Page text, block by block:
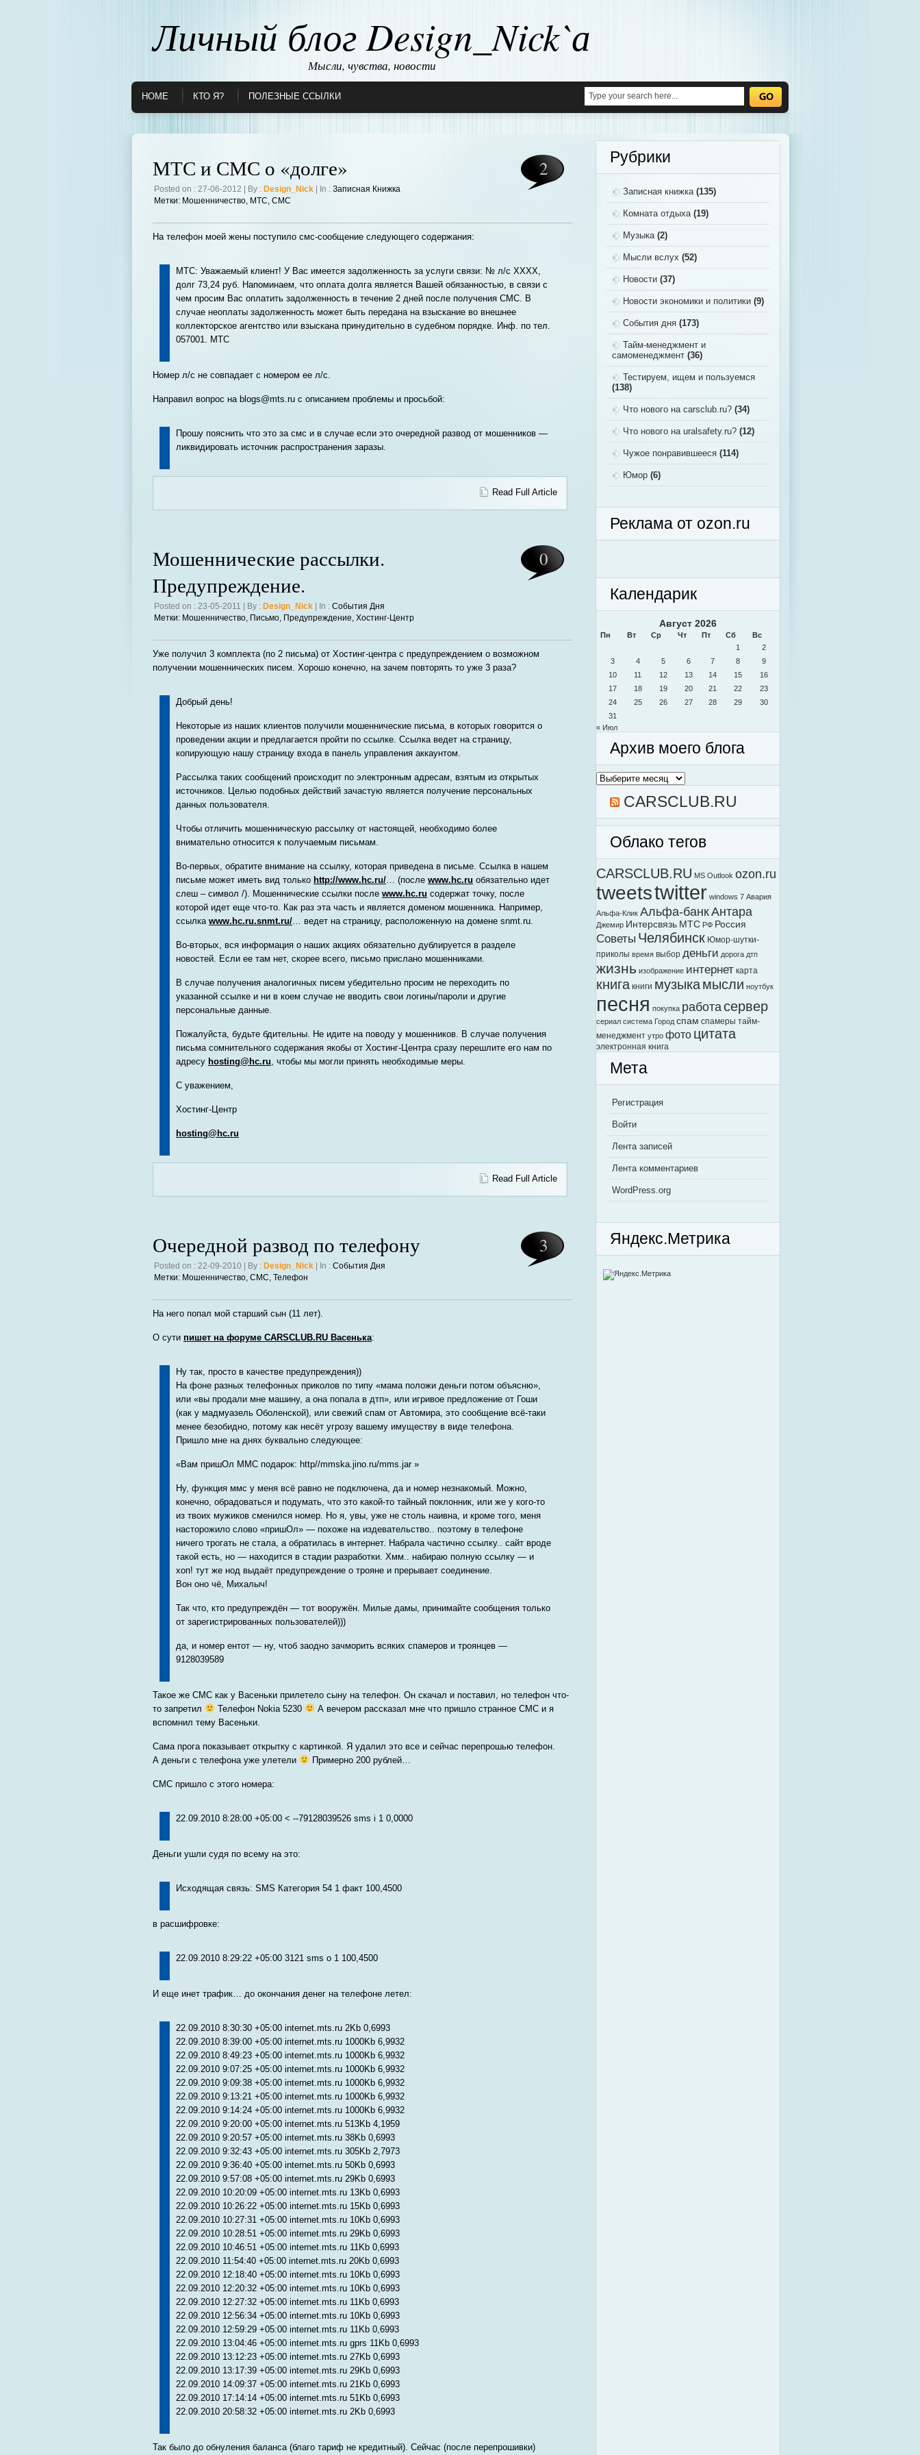
Личный блог Design_Nick`а
Мысли, чувства, новости
HOME КТО Я? ПОЛЕЗНЫЕ ССЫЛКИ
МТС и СМС о «долге»
Posted on : 27-06-2012 | By : Design_Nick | In : Записная Книжка
Метки: Мошенничество, МТС, СМС
2
На телефон моей жены поступило смс-сообщение следующего содержания:
MTC: Уважаемый клиент! У Вас имеется задолженность за услуги связи: № л/с XXXX,
долг 73,24 руб. Напоминаем, что оплата долга является Вашей обязанностью, в связи с
чем просим Вас оплатить задолженность в течение 2 дней после получения СМС. В
случае неоплаты задолженность может быть передана на взыскание во внешнее
коллекторское агентство или взыскана принудительно в судебном порядке. Инф. по тел.
057001. МТС
Номер л/с не совпадает с номером ее л/с.
Направил вопрос на blogs@mts.ru с описанием проблемы и просьбой:
Прошу пояснить что это за смс и в случае если это очередной развод от мошенников —
ликвидировать источник распространения заразы.
Read Full Article
Мошеннические рассылки.
Предупреждение.
Posted on : 23-05-2011 | By : Design_Nick | In : События Дня
Метки: Мошенничество, Письмо, Предупреждение, Хостинг-Центр
0
Уже получил 3 комплекта (по 2 письма) от Хостинг-центра с предупреждением о возможном
получении мошеннических писем. Хорошо конечно, на зачем повторять то уже 3 раза?
Добрый день!
Некоторые из наших клиентов получили мошеннические письма, в которых говорится о
проведении акции и предлагается пройти по ссылке. Ссылка ведет на страницу,
копирующую нашу страницу входа в панель управления аккаунтом.
Рассылка таких сообщений происходит по электронным адресам, взятым из открытых
источников. Целью подобных действий зачастую является получение персональных
данных пользователя.
Чтобы отличить мошенническую рассылку от настоящей, необходимо более
внимательно относится к получаемым письмам.
Во-первых, обратите внимание на ссылку, которая приведена в письме. Ссылка в нашем
письме может иметь вид только http://www.hc.ru/… (после www.hc.ru обязательно идет
слеш – символ /). Мошеннические ссылки после www.hc.ru содержат точку, после
которой идет еще что-то. Как раз эта часть и является доменом мошенника. Например,
ссылка www.hc.ru.snmt.ru/… ведет на страницу, расположенную на домене snmt.ru.
Во-вторых, вся информация о наших акциях обязательно дублируется в разделе
новостей. Если ее там нет, скорее всего, письмо прислано мошенниками.
В случае получения аналогичных писем убедительно просим не переходить по
указанной ссылке и ни в коем случае не вводить свои логины/пароли и другие
персональные данные.
Пожалуйста, будьте бдительны. Не идите на поводу у мошенников. В случае получения
письма сомнительного содержания якобы от Хостинг-Центра сразу перешлите его нам по
адресу hosting@hc.ru, чтобы мы могли принять необходимые меры.
С уважением,
Хостинг-Центр
hosting@hc.ru
Read Full Article
Очередной развод по телефону
Posted on : 22-09-2010 | By : Design_Nick | In : События Дня
Метки: Мошенничество, СМС, Телефон
3
На него попал мой старший сын (11 лет).
О сути пишет на форуме CARSCLUB.RU Васенька:
Ну так, просто в качестве предупреждения))
На фоне разных телефонных приколов по типу «мама положи деньги потом объясню»,
или «вы продали мне машину, а она попала в дтп», или игривое предложение от Гоши
(как у мадмуазель Оболенской), или свежий спам от Автомира, это сообщение всё-таки
менее безобидно, потому как несёт угрозу вашему имуществу в виде телефона.
Пришло мне на днях буквально следующее:
«Вам пришОл ММС подарок: http//mmska.jino.ru/mms.jar »
Ну, функция ммс у меня всё равно не подключена, да и номер незнакомый. Можно,
конечно, обрадоваться и подумать, что это какой-то тайный поклонник, или же у кого-то
из твоих мужиков сменился номер. Но я, увы, уже не столь наивна, и кроме того, меня
насторожило слово «пришОл» — похоже на издевательство.. поэтому в телефоне
ничего трогать не стала, а обратилась в интернет. Набрала частично ссылку.. сайт вроде
такой есть, но — находится в стадии разработки. Хмм.. набираю полную ссылку — и
хоп! тут же нод выдаёт предупреждение о трояне и прерывает соединение.
Вон оно чё, Михалыч!
Так что, кто предупреждён — тот вооружён. Милые дамы, принимайте сообщения только
от зарегистрированных пользователей)))
да, и номер ентот — ну, чтоб заодно зачморить всяких спамеров и троянцев —
9128039589
Такое же СМС как у Васеньки прилетело сыну на телефон. Он скачал и поставил, но телефон что-
то запретил
Телефон Nokia 5230
А вечером рассказал мне что пришло странное СМС и я
вспомнил тему Васеньки.
Сама прога показывает открытку с картинкой. Я удалил это все и сейчас перепрошью телефон.
А деньги с телефона уже улетели
Примерно 200 рублей…
СМС пришло с этого номера:
22.09.2010 8:28:00 +05:00 < --79128039526 sms i 1 0,0000
Деньги ушли судя по всему на это:
Исходящая связь: SMS Категория 54 1 факт 100,4500
в расшифровке:
22.09.2010 8:29:22 +05:00 3121 sms o 1 100,4500
И еще инет трафик… до окончания денег на телефоне летел:
22.09.2010 8:30:30 +05:00 internet.mts.ru 2Kb 0,6993
22.09.2010 8:39:00 +05:00 internet.mts.ru 1000Kb 6,9932
22.09.2010 8:49:23 +05:00 internet.mts.ru 1000Kb 6,9932
22.09.2010 9:07:25 +05:00 internet.mts.ru 1000Kb 6,9932
22.09.2010 9:09:38 +05:00 internet.mts.ru 1000Kb 6,9932
22.09.2010 9:13:21 +05:00 internet.mts.ru 1000Kb 6,9932
22.09.2010 9:14:24 +05:00 internet.mts.ru 1000Kb 6,9932
22.09.2010 9:20:00 +05:00 internet.mts.ru 513Kb 4,1959
22.09.2010 9:20:57 +05:00 internet.mts.ru 38Kb 0,6993
22.09.2010 9:32:43 +05:00 internet.mts.ru 305Kb 2,7973
22.09.2010 9:36:40 +05:00 internet.mts.ru 50Kb 0,6993
22.09.2010 9:57:08 +05:00 internet.mts.ru 29Kb 0,6993
22.09.2010 10:20:09 +05:00 internet.mts.ru 13Kb 0,6993
22.09.2010 10:26:22 +05:00 internet.mts.ru 15Kb 0,6993
22.09.2010 10:27:31 +05:00 internet.mts.ru 10Kb 0,6993
22.09.2010 10:28:51 +05:00 internet.mts.ru 29Kb 0,6993
22.09.2010 10:46:51 +05:00 internet.mts.ru 11Kb 0,6993
22.09.2010 11:54:40 +05:00 internet.mts.ru 20Kb 0,6993
22.09.2010 12:18:40 +05:00 internet.mts.ru 10Kb 0,6993
22.09.2010 12:20:32 +05:00 internet.mts.ru 10Kb 0,6993
22.09.2010 12:27:32 +05:00 internet.mts.ru 11Kb 0,6993
22.09.2010 12:56:34 +05:00 internet.mts.ru 10Kb 0,6993
22.09.2010 12:59:29 +05:00 internet.mts.ru 11Kb 0,6993
22.09.2010 13:04:46 +05:00 internet.mts.ru gprs 11Kb 0,6993
22.09.2010 13:12:23 +05:00 internet.mts.ru 27Kb 0,6993
22.09.2010 13:17:39 +05:00 internet.mts.ru 29Kb 0,6993
22.09.2010 14:09:37 +05:00 internet.mts.ru 21Kb 0,6993
22.09.2010 17:14:14 +05:00 internet.mts.ru 51Kb 0,6993
22.09.2010 20:58:32 +05:00 internet.mts.ru 2Kb 0,6993
Так было до обнуления баланса (благо тариф не кредитный). Сейчас (после перепрошивки)
Рубрики
Записная книжка(135)
Комната отдыха(19)
Музыка(2)
Мысли вслух (52)
Новости (37)
Новости экономики и политики (9)
События дня (173)
Тайм-менеджмент и
самоменеджмент (36)
Тестируем, ищем и пользуемся
(138)
Что нового на carsclub.ru? (34)
Что нового на uralsafety.ru? (12)
Чужое понравившееся (114)
Юмор (6)
Реклама от ozon.ru
Календарик
Август 2026
Пн Вт Ср Чт Пт Сб
Вс
1
2
3
4 5 6 7 8
9
10
11 12 13 14 15
16
17
18 19 20 21 22
23
24
25 26 27 28 29
30
31
« Июл
Архив моего блога
Архив
моего
CARSCLUB.RU
Облако тегов
CARSCLUB.RU MS Outlook ozon.ru
tweetstwitter windows 7 Авария
Альфа-Клик Альфа-банкАнтара
Джемир Интерсвязь МТС РФ Россия
Советы Челябинск Юмор-шутки-
приколы время выбор деньги дорога дтп
жизнь изображение интернет карта
книга книги музыкамысли ноутбук
песня покупка работасервер
сериал система Город спам спамеры тайм-
менеджмент утро фото цитата
электронная книга
Мета
Регистрация
Войти
Лента записей
Лента комментариев
WordPress.org
Яндекс.Метрика